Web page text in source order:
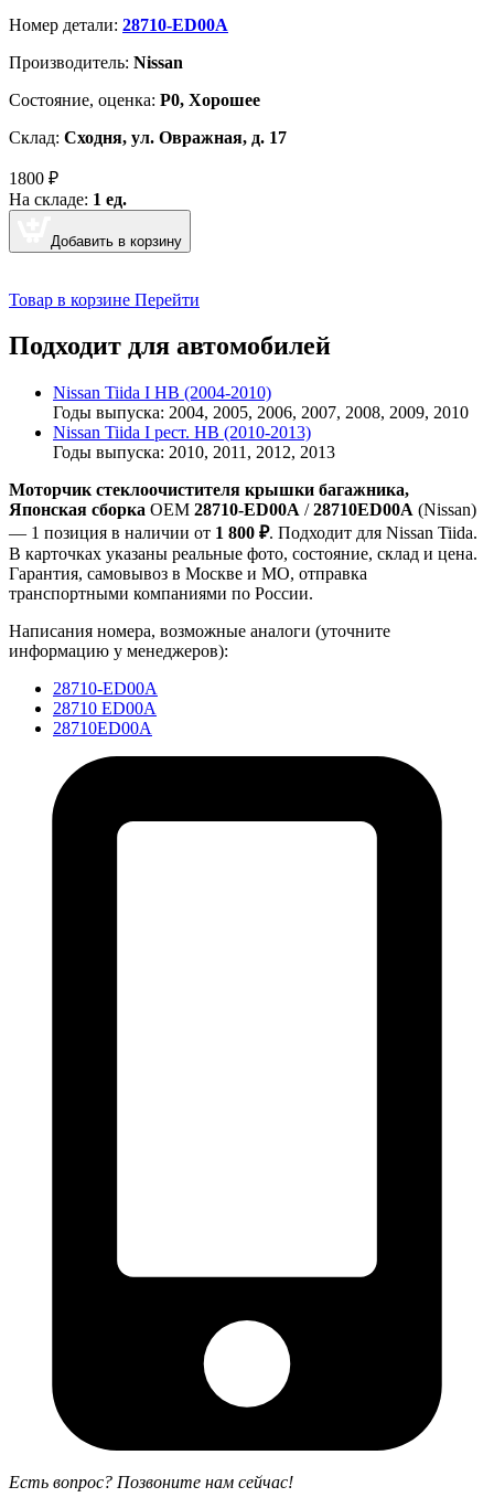
Номер детали: 28710-ED00A
Производитель: Nissan
Cостояние, оценка: Р0, Хорошее
Склад: Сходня, ул. Овражная, д. 17
1800 ₽
На складе: 1 ед.
Добавить в корзину
Товар в корзине Перейти
Подходит для автомобилей
Nissan Tiida I HB (2004-2010)
Годы выпуска: 2004, 2005, 2006, 2007, 2008, 2009, 2010
Nissan Tiida I рест. HB (2010-2013)
Годы выпуска: 2010, 2011, 2012, 2013
Моторчик стеклоочистителя крышки багажника,
Японская сборка OEM 28710-ED00A /28710ED00A (Nissan)
— 1 позиция в наличии от 1 800 ₽. Подходит для Nissan Tiida.
В карточках указаны реальные фото, состояние, склад и цена.
Гарантия, самовывоз в Москве и МО, отправка
транспортными компаниями по России.
Написания номера, возможные аналоги (уточните
информацию у менеджеров):
28710-ED00A
28710 ED00A
28710ED00A
Есть вопрос? Позвоните нам сейчас!